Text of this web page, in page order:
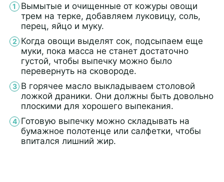
Вымытые и очищенные от кожуры овощи
трем на терке, добавляем луковицу, соль,
перец, яйцо и муку.
Когда овощи выделят сок, подсыпаем еще
муки, пока масса не станет достаточно
густой, чтобы выпечку можно было
перевернуть на сковороде.
В горячее масло выкладываем столовой
ложкой драники. Они должны быть довольно
плоскими для хорошего выпекания.
Готовую выпечку можно складывать на
бумажное полотенце или салфетки, чтобы
впитался лишний жир.